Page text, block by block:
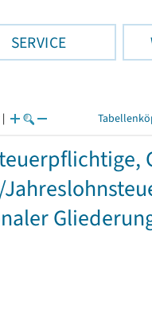
SERVICE
|